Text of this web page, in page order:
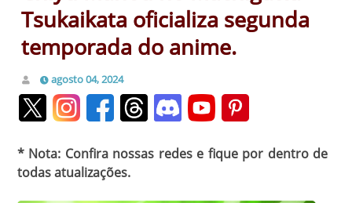
Tsukaikata oficializa segunda
temporada do anime.
agosto 04, 2024
* Nota: Confira nossas redes e fique por dentro de
todas atualizações.